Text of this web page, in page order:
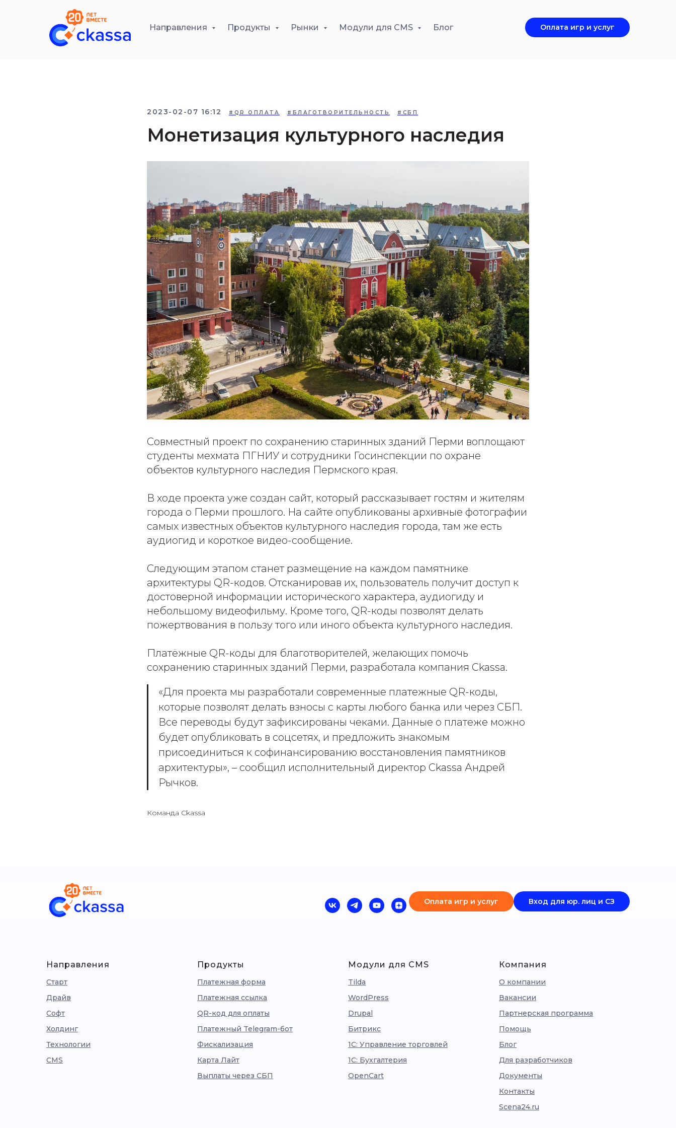
Направления Продукты Рынки Модули для CMS Блог Оплата игр и услуг
2023-02-07 16:12 #QR ОПЛАТА #БЛАГОТВОРИТЕЛЬНОСТЬ #СБП
Монетизация культурного наследия
Совместный проект по сохранению старинных зданий Перми воплощают
студенты мехмата ПГНИУ и сотрудники Госинспекции по охране
объектов культурного наследия Пермского края.
В ходе проекта уже создан сайт, который рассказывает гостям и жителям
города о Перми прошлого. На сайте опубликованы архивные фотографии
самых известных объектов культурного наследия города, там же есть
аудиогид и короткое видео-сообщение.
Следующим этапом станет размещение на каждом памятнике
архитектуры QR-кодов. Отсканировав их, пользователь получит доступ к
достоверной информации исторического характера, аудиогиду и
небольшому видеофильму. Кроме того, QR-коды позволят делать
пожертвования в пользу того или иного объекта культурного наследия.
Платёжные QR-коды для благотворителей, желающих помочь
сохранению старинных зданий Перми, разработала компания Ckassa.
«Для проекта мы разработали современные платежные QR-коды,
которые позволят делать взносы с карты любого банка или через СБП.
Все переводы будут зафиксированы чеками. Данные о платеже можно
будет опубликовать в соцсетях, и предложить знакомым
присоединиться к софинансированию восстановления памятников
архитектуры», – сообщил исполнительный директор Ckassa Андрей
Рычков.
Команда Ckassa
Оплата игр и услуг Вход для юр. лиц и СЗ
Направления
Старт
Драйв
Софт
Холдинг
Технологии
CMS
Продукты
Платежная форма
Платежная ссылка
QR-код для оплаты
Платежный Telegram-бот
Фискализация
Карта Лайт
Выплаты через СБП
Модули для CMS
Tilda
WordPress
Drupal
Битрикс
1С: Управление торговлей
1С: Бухгалтерия
OpenCart
Компания
О компании
Вакансии
Партнерская программа
Помощь
Блог
Для разработчиков
Документы
Контакты
Scena24.ru